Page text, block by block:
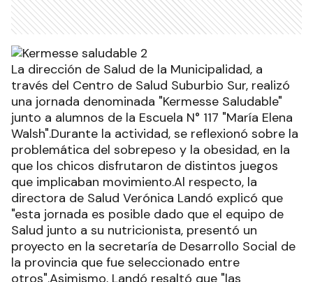
La dirección de Salud de la Municipalidad, a
través del Centro de Salud Suburbio Sur, realizó
una jornada denominada "Kermesse Saludable"
junto a alumnos de la Escuela N° 117 "María Elena
Walsh".Durante la actividad, se reflexionó sobre la
problemática del sobrepeso y la obesidad, en la
que los chicos disfrutaron de distintos juegos
que implicaban movimiento.Al respecto, la
directora de Salud Verónica Landó explicó que
"esta jornada es posible dado que el equipo de
Salud junto a su nutricionista, presentó un
proyecto en la secretaría de Desarrollo Social de
la provincia que fue seleccionado entre